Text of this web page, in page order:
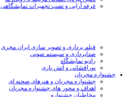
غرفه آرایی و نصب تجهیزات نمایشگاهی
فیلم برداری و تصویر سازی ایران مجری
صدابرداری و سیستم صوتی
رادیو نمایشگاه
نورافشانی و آتش بازی
جشنواره مجریان
جشنواره مجریان و هنرهای صحنه ای
اهداف و محور های جشنواره مجریان
مخاطبان جشنواره